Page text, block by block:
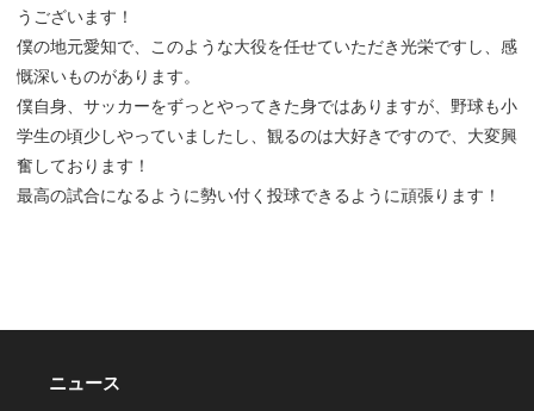
うございます！
僕の地元愛知で、このような大役を任せていただき光栄ですし、感
慨深いものがあります。
僕自身、サッカーをずっとやってきた身ではありますが、野球も小
学生の頃少しやっていましたし、観るのは大好きですので、大変興
奮しております！
最高の試合になるように勢い付く投球できるように頑張ります！
ニュース